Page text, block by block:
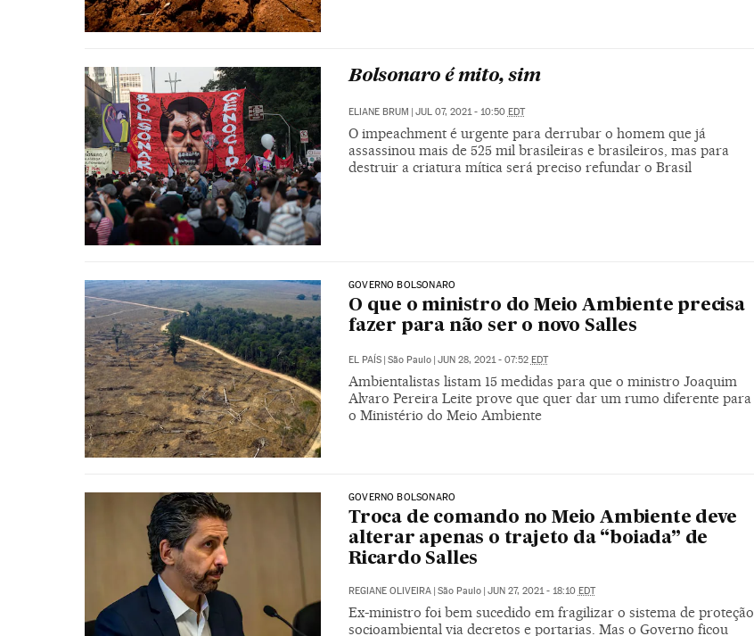
Bolsonaro é mito, sim
ELIANE BRUM JUL 07, 2021 - 10:50 EDT
O impeachment é urgente para derrubar o homem que já
assassinou mais de 525 mil brasileiras e brasileiros, mas para
destruir a criatura mítica será preciso refundar o Brasil
GOVERNO BOLSONARO
O que o ministro do Meio Ambiente precisa
fazer para não ser o novo Salles
EL PAÍS | São Paulo | JUN 28, 2021 - 07:52 EDT
Ambientalistas listam 15 medidas para que o ministro Joaquim
Alvaro Pereira Leite prove que quer dar um rumo diferente para
o Ministério do Meio Ambiente
GOVERNO BOLSONARO
Troca de comando no Meio Ambiente deve
alterar apenas o trajeto da “boiada” de
Ricardo Salles
REGIANE OLIVEIRA São Paulo JUN 27, 2021 - 18:10 EDT
Ex-ministro foi bem sucedido em fragilizar o sistema de proteção
socioambiental via decretos e portarias. Mas o Governo ficou